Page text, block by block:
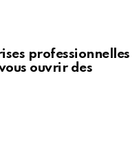
professionnelles
ouvrir des